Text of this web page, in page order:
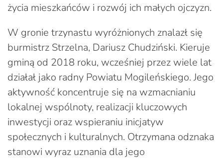
życia mieszkańców i rozwój ich małych ojczyzn.
W gronie trzynastu wyróżnionych znalazł się
burmistrz Strzelna, Dariusz Chudziński. Kieruje
gminą od 2018 roku, wcześniej przez wiele lat
działał jako radny Powiatu Mogileńskiego. Jego
aktywność koncentruje się na wzmacnianiu
lokalnej wspólnoty, realizacji kluczowych
inwestycji oraz wspieraniu inicjatyw
społecznych i kulturalnych. Otrzymana odznaka
stanowi wyraz uznania dla jego